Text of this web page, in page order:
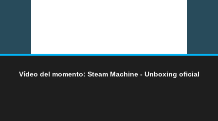
Vídeo del momento: Steam Machine - Unboxing oficial